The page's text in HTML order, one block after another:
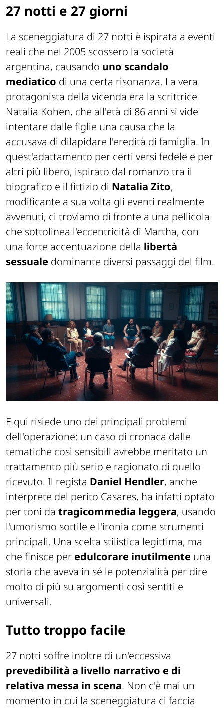
27 notti e 27 giorni
La sceneggiatura di 27 notti è ispirata a eventi
reali che nel 2005 scossero la società
argentina, causando uno scandalo
mediatico di una certa risonanza. La vera
protagonista della vicenda era la scrittrice
Natalia Kohen, che all'età di 86 anni si vide
intentare dalle figlie una causa che la
accusava di dilapidare l'eredità di famiglia. In
quest'adattamento per certi versi fedele e per
altri più libero, ispirato dal romanzo tra il
biografico e il fittizio di Natalia Zito,
modificante a sua volta gli eventi realmente
avvenuti, ci troviamo di fronte a una pellicola
che sottolinea l'eccentricità di Martha, con
una forte accentuazione della libertà
sessuale dominante diversi passaggi del film.
E qui risiede uno dei principali problemi
dell'operazione: un caso di cronaca dalle
tematiche così sensibili avrebbe meritato un
trattamento più serio e ragionato di quello
ricevuto. Il regista Daniel Hendler, anche
interprete del perito Casares, ha infatti optato
per toni da tragicommedia leggera, usando
l'umorismo sottile e l'ironia come strumenti
principali. Una scelta stilistica legittima, ma
che finisce per edulcorare inutilmente una
storia che aveva in sé le potenzialità per dire
molto di più su argomenti così sentiti e
universali.
Tutto troppo facile
27 notti soffre inoltre di un'eccessiva
prevedibilità a livello narrativo e di
relativa messa in scena. Non c'è mai un
momento in cui la sceneggiatura ci faccia